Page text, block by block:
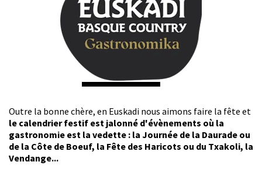
Outre la bonne chère, en Euskadi nous aimons faire la fête et
le calendrier festif est jalonné d'évènements où la
gastronomie est la vedette : la Journée de la Daurade ou
de la Côte de Boeuf, la Fête des Haricots ou du Txakoli, la
Vendange...